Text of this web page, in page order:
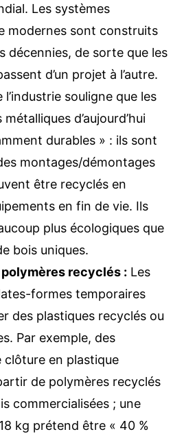
Les systèmes
modernes sont construits
décennies, de sorte que les
d’un projet à l’autre.
souligne que les
d’aujourd’hui
durables » : ils sont
montages/démontages
être recyclés en
en fin de vie. Ils
plus écologiques que
bois uniques.
recyclés : Les
formes temporaires
des plastiques recyclés ou
Par exemple, des
en plastique
de polymères recyclés
commercialisées ; une
kg prétend être « 40 %